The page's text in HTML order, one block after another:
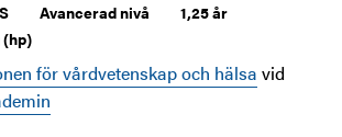
Avancerad nivå
1,25 år
för vårdvetenskap och hälsa vid